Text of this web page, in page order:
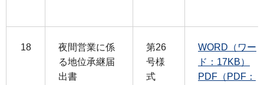
18
夜間営業に係
る地位承継届
出書
第26
号様
式
WORD（ワー
ド：17KB）
PDF（PDF：